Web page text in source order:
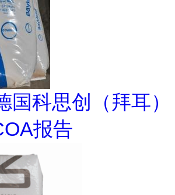
国科思创（拜耳）
报告